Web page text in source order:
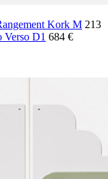
Kork M 213
Verso D1 684 €